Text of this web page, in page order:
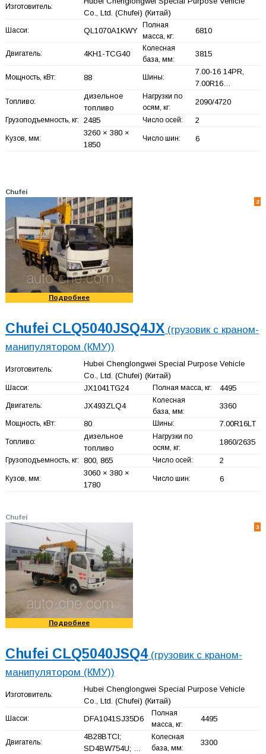
Изготовитель:
Co., Ltd. (Chufei) (Китай)
Шасси: QL1070A1KWY
Полная
масса, кг:
6810
Двигатель: 4KH1-TCG40
Колесная
база, мм:
3815
Мощность, кВт: 88 Шины:
7.00-16 14PR,
7.00R16…
Топливо:
дизельное
топливо
Нагрузки по
осям, кг:
2090/4720
Грузоподъемность, кг: 2485 Число осей: 2
Кузов, мм:
3260 × 380 ×
1850
Число шин: 6
Chufei
2
Подробнее
Chufei CLQ5040JSQ4JX(грузовик с краном-
манипулятором (КМУ))
Изготовитель:
Hubei Chenglongwei Special Purpose Vehicle
Co., Ltd. (Chufei) (Китай)
Шасси: JX1041TG24 Полная масса, кг: 4495
Двигатель: JX493ZLQ4
Колесная
база, мм:
3360
Мощность, кВт: 80 Шины: 7.00R16LT
Топливо:
дизельное
топливо
Нагрузки по
осям, кг:
1860/2635
Грузоподъемность, кг: 800, 865 Число осей: 2
Кузов, мм:
3060 × 380 ×
1780
Число шин: 6
Chufei
3
Подробнее
Chufei CLQ5040JSQ4(грузовик с краном-
манипулятором (КМУ))
Изготовитель:
Hubei Chenglongwei Special Purpose Vehicle
Co., Ltd. (Chufei) (Китай)
Шасси: DFA1041SJ35D6
Полная
масса, кг:
4495
Двигатель:
4B28BTCI;
SD4BW754U; …
Колесная
база, мм:
3300